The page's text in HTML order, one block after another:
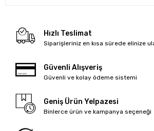
Hızlı Teslimat
Siparişleriniz en kısa sürede elinize
Güvenli Alışveriş
Güvenli ve kolay ödeme sistemi
Geniş Ürün Yelpazesi
Binlerce ürün ve kampanya seçeneği